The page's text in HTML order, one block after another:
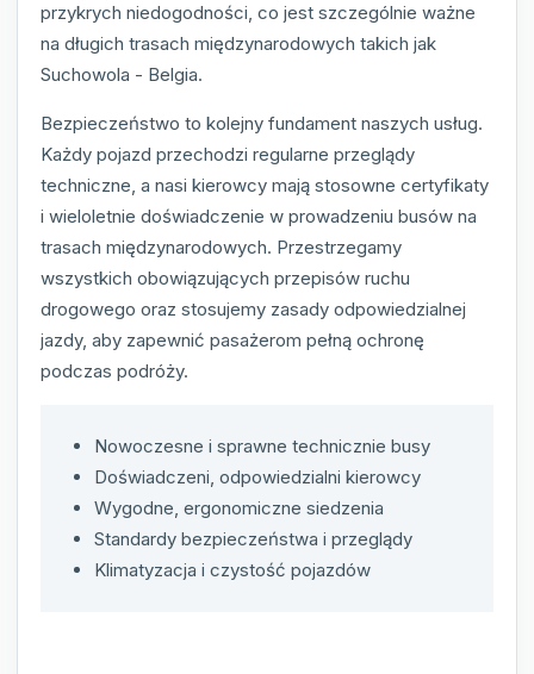
przykrych niedogodności, co jest szczególnie ważne
na długich trasach międzynarodowych takich jak
Suchowola - Belgia.
Bezpieczeństwo to kolejny fundament naszych usług.
Każdy pojazd przechodzi regularne przeglądy
techniczne, a nasi kierowcy mają stosowne certyfikaty
i wieloletnie doświadczenie w prowadzeniu busów na
trasach międzynarodowych. Przestrzegamy
wszystkich obowiązujących przepisów ruchu
drogowego oraz stosujemy zasady odpowiedzialnej
jazdy, aby zapewnić pasażerom pełną ochronę
podczas podróży.
Nowoczesne i sprawne technicznie busy
Doświadczeni, odpowiedzialni kierowcy
Wygodne, ergonomiczne siedzenia
Standardy bezpieczeństwa i przeglądy
Klimatyzacja i czystość pojazdów